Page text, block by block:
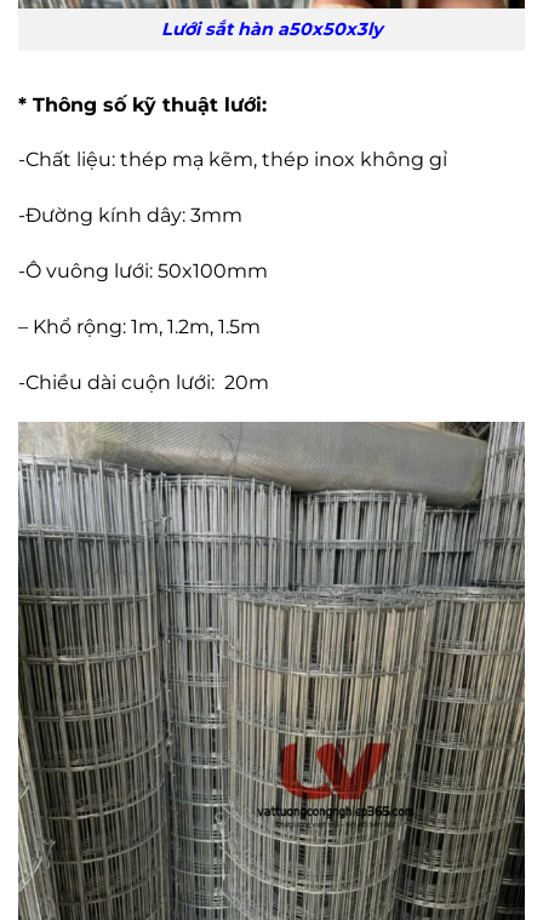
Lưới sắt hàn a50x50x3ly
* Thông số kỹ thuật lưới:
-Chất liệu: thép mạ kẽm, thép inox không gỉ
-Đường kính dây: 3mm
-Ô vuông lưới: 50x100mm
– Khổ rộng: 1m, 1.2m, 1.5m
-Chiều dài cuộn lưới: 20m